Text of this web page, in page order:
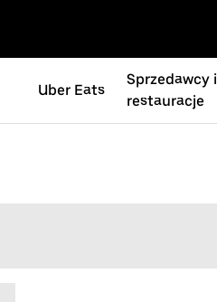
Uber Eats
Sprzedawcy i
restauracje